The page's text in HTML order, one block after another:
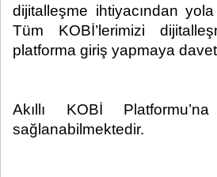
dijitalleşme ihtiyacından
Tüm KOBİ’lerimizi
platforma giriş yapmaya
Akıllı KOBİ
sağlanabilmektedir.